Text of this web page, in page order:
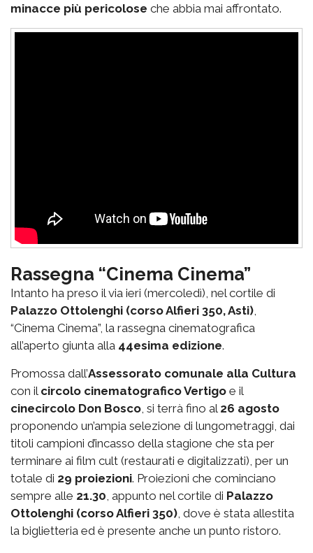
minacce più pericolose che abbia mai affrontato.
Rassegna “Cinema Cinema”
Intanto ha preso il via ieri (mercoledì), nel cortile di
Palazzo Ottolenghi (corso Alfieri 350, Asti)
“Cinema Cinema”, la rassegna cinematografica
all’aperto giunta alla 44esima edizione.
Promossa dall’Assessorato comunale alla Cultura
con il circolo cinematografico Vertigo e il
cinecircolo Don Bosco , si terrà fino al 26 agosto
proponendo un’ampia selezione di lungometraggi, dai
titoli campioni d’incasso della stagione che sta per
terminare ai film cult (restaurati e digitalizzati), per un
totale di 29 proiezioni. Proiezioni che cominciano
sempre alle 21.30 , appunto nel cortile di Palazzo
Ottolenghi (corso Alfieri 350) , dove è stata allestita
la biglietteria ed è presente anche un punto ristoro.